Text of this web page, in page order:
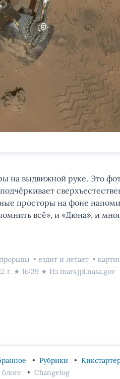
на выдвижной руке. Это
просторы на фоне
всё», и «Дюна», и
ездит и летает
г.★ 16:39★ Из mars.jpl.nasa.gov
Рубрики
Changelog